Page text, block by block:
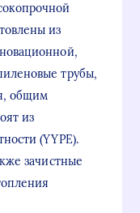
из
трубы,
общим
из
(YYPE).
зачистные